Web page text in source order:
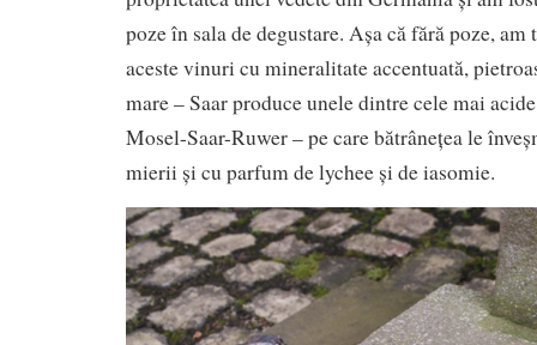
poze în sala de degustare. Așa că fără poze, am
aceste vinuri cu mineralitate accentuată,
mare – Saar produce unele dintre cele mai
Mosel-Saar-Ruwer – pe care bătrânețea le
mierii și cu parfum de lychee și de iasomie.